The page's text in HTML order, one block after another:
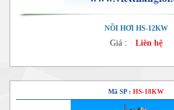
NỒI HƠI HS-12KW
Giá : Liên hệ
Mã SP : HS-18KW